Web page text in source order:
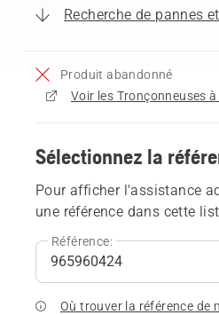
Recherche de pannes
Produit abandonné
Sélectionnez la
Pour afficher l'assistance
une référence dans cette
Référence:
Où trouver la référence de